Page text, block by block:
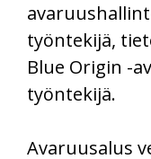
työntekijä,
Blue Origin -
työntekijä.
Avaruusalus